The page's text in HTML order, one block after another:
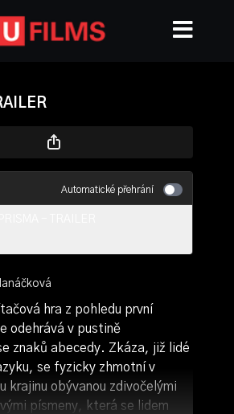
Automatické přehrání
hra z pohledu první
odehrává v pustině
znaků abecedy. Zkáza, již lidé
se fyzicky zhmotní v
krajinu obývanou zdivočelými
písmeny, která se lidem